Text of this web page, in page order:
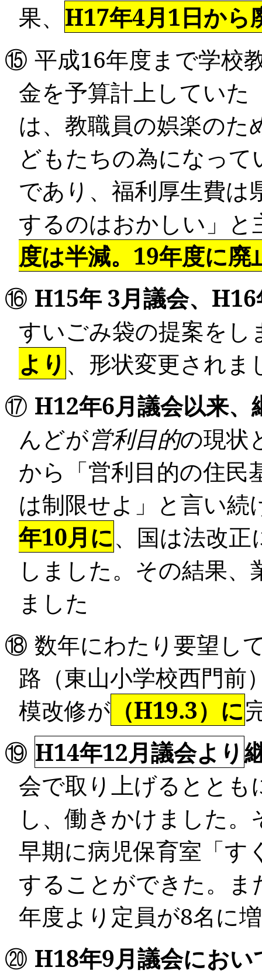
果、 H17年4月1日から
⑮ 平成16年度まで学校
金を予算計上していた
は、教職員の娯楽の
どもたちの為になっ
であり、福利厚生費は
するのはおかしい」と
度は半減。 19年度に廃
⑯ H15年 3月議会、 H16
すいごみ袋の提案をし
より 、形状変更されま
⑰ H12年6月議会以来、
んどが営利目的の現状
から「営利目的の住民
は制限せよ」と言い
年10月に、国は法改
しました。その結果
ました
⑱ 数年にわたり要望し
路（東山小学校西門前
模改修が （H19.3）に
⑲ H14年12月議会より
会で取り上げるととも
し、働きかけました。
早期に病児保育室「す
することができた。
年度より定員が8名に
⑳ H18年9月議会におい